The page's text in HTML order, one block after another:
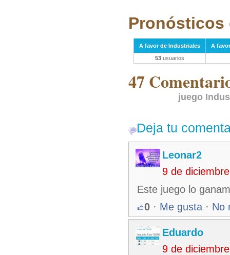
Pronósticos
A favor de Industriales
A
53 usuarios
47
juego
Deja tu
Leonar2
9 de
Este juego lo
0 · Me gusta · No
Eduardo
9 de